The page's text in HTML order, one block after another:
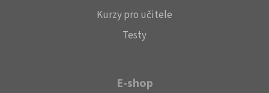
Kurzy pro učitele
Testy
E-shop